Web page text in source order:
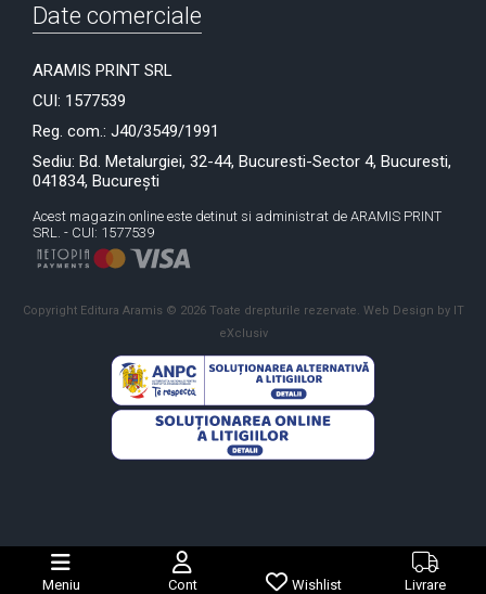
Date comerciale
ARAMIS PRINT SRL
CUI: 1577539
Reg. com.: J40/3549/1991
Sediu: Bd. Metalurgiei, 32-44, Bucuresti-Sector 4, Bucuresti,
041834, București
Acest magazin online este detinut si administrat de ARAMIS PRINT
SRL. - CUI: 1577539
Copyright Editura Aramis © 2026 Toate drepturile rezervate. Web Design by IT
eXclusiv
Meniu Cont Wishlist Livrare